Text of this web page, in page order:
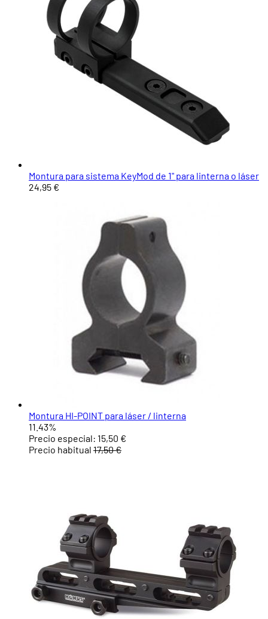
Montura para sistema KeyMod de 1" para linterna o láser
24,95 €
Montura HI-POINT para láser / linterna
11.43%
Precio especial: 15,50 €
Precio habitual 17,50 €